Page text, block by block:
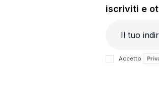
iscriviti e
Accetto